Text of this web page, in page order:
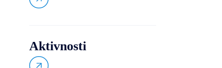
Aktivnosti